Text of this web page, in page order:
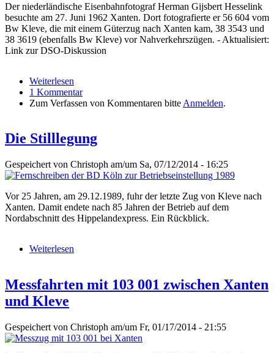
Der niederländische Eisenbahnfotograf Herman Gijsbert Hesselink
besuchte am 27. Juni 1962 Xanten. Dort fotografierte er 56 604 vom
Bw Kleve, die mit einem Güterzug nach Xanten kam, 38 3543 und
38 3619 (ebenfalls Bw Kleve) vor Nahverkehrszügen. - Aktualisiert:
Link zur DSO-Diskussion
Weiterlesen
Hesselink am 27. Juni 1962 in Xanten
1 Kommentar
Zum Verfassen von Kommentaren bitte Anmelden.
Die Stilllegung
Gespeichert von Christoph am/um Sa, 07/12/2014 - 16:25
Vor 25 Jahren, am 29.12.1989, fuhr der letzte Zug von Kleve nach
Xanten. Damit endete nach 85 Jahren der Betrieb auf dem
Nordabschnitt des Hippelandexpress. Ein Rückblick.
Weiterlesen
Messfahrten mit 103 001 zwischen Xanten
und Kleve
Gespeichert von Christoph am/um Fr, 01/17/2014 - 21:55